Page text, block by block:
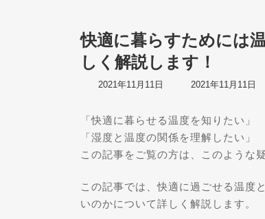
快適に暮らすためには
しく解説します！
2021年11月11日
最
新
日
時
:
2021年11月11日
「快適に暮らせる温度を知りたい」
「湿度と温度の関係を理解したい」
この記事をご覧の方は、このような
この記事では、快適に過ごせる温度
いのかについて詳しく解説します。